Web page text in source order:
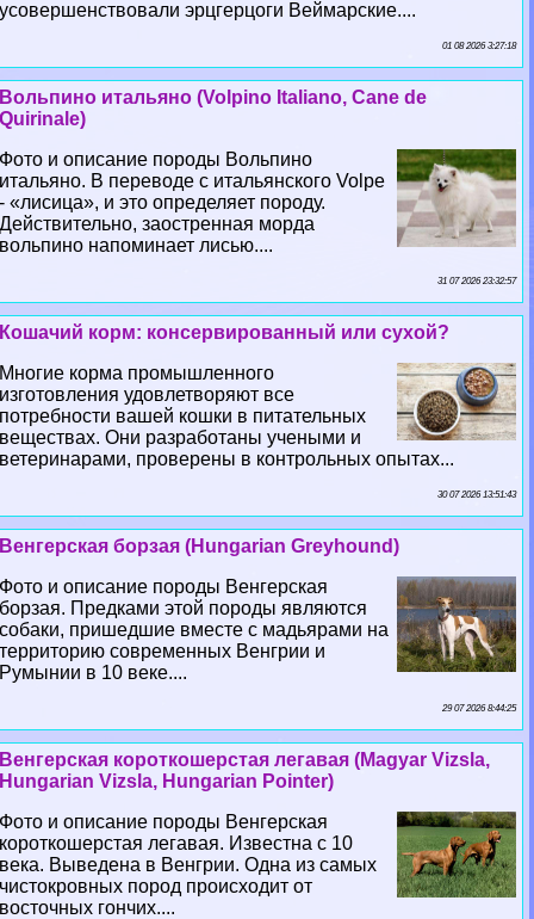
усовершенствовали эрцгерцоги Веймарские....
01 08 2026 3:27:18
Вольпино итальяно (Volpino Italiano, Cane de
Quirinale)
Фото и описание породы Вольпино
итальяно. В переводе с итальянского Volpe
- «лисица», и это определяет породу.
Действительно, заостренная морда
вольпино напоминает лисью....
31 07 2026 23:32:57
Кошачий корм: консервированный или сухой?
Многие корма промышленного
изготовления удовлетворяют все
потребности вашей кошки в питательных
веществах. Они разработаны учеными и
ветеринарами, проверены в контрольных опытах...
30 07 2026 13:51:43
Венгерская борзая (Hungarian Greyhound)
Фото и описание породы Венгерская
борзая. Предками этой породы являются
собаки, пришедшие вместе с мадьярами на
территорию современных Венгрии и
Румынии в 10 веке....
29 07 2026 8:44:25
Венгерская короткошерстая легавая (Magyar Vizsla,
Hungarian Vizsla, Hungarian Pointer)
Фото и описание породы Венгерская
короткошерстая легавая. Известна с 10
века. Выведена в Венгрии. Одна из самых
чистокровных пород происходит от
восточных гончих....